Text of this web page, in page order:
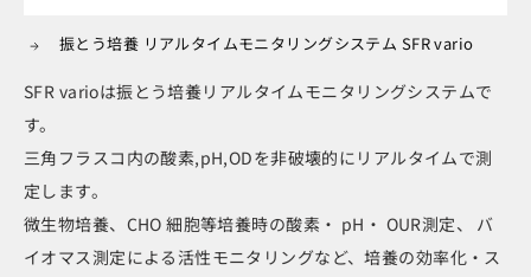
振とう培養 リアルタイムモニタリングシステム SFR vario
SFR varioは振とう培養リアルタイムモニタリングシステムで
す。
三角フラスコ内の酸素,pH,ODを非破壊的にリアルタイムで測
定します。
微生物培養、CHO 細胞等培養時の酸素・ pH・ OUR測定、 バ
イオマス測定による活性モニタリングなど、培養の効率化・ス